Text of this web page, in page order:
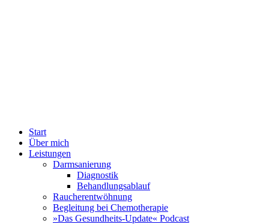
Start
Über mich
Leistungen
Darmsanierung
Diagnostik
Behandlungsablauf
Raucherentwöhnung
Begleitung bei Chemotherapie
»Das Gesundheits-Update« Podcast